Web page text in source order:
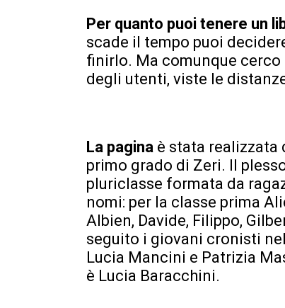
Per quanto puoi tenere un
scade il tempo puoi
finirlo. Ma comunque
degli utenti, viste le
La pagina è stata realizzata
primo grado di Zeri. Il
pluriclasse formata da
nomi: per la classe prima
Albien, Davide, Filippo,
seguito i giovani cronisti
Lucia Mancini e Patrizia
è Lucia Baracchini.